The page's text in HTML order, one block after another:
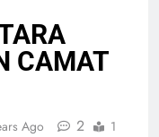
CAMAT
Ago 2
1